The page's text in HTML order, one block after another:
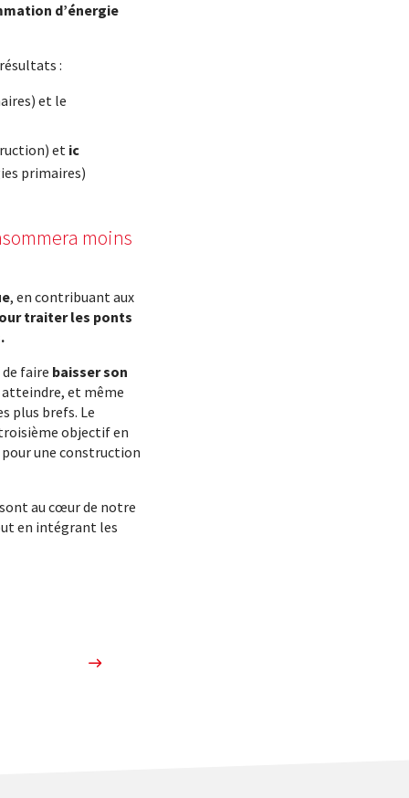
d’énergie
:
et le
et ic
primaires)
moins
, en contribuant aux
traiter les ponts
faire baisser son
atteindre, et même
plus brefs. Le
objectif en
une construction
au cœur de notre
en intégrant les